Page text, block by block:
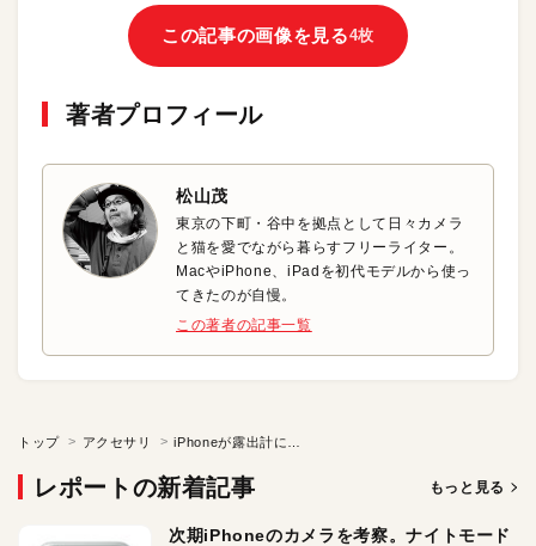
この記事の画像を見る4枚
著者プロフィール
松山茂
東京の下町・谷中を拠点として日々カメラ
と猫を愛でながら暮らすフリーライター。
MacやiPhone、iPadを初代モデルから使っ
てきたのが自慢。
この著者の記事一覧
トップ アクセサリ
レポートの新着記事 もっと見る
次期iPhoneのカメラを考察。ナイトモード